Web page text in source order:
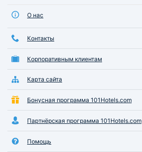
О нас
Контакты
Корпоративным клиентам
Карта сайта
Бонусная программа 101Hotels.com
Партнёрская программа 101Hotels.com
Помощь